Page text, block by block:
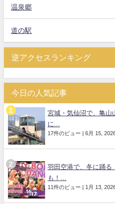
温泉郷
道の駅
逆アクセスランキング
今日の人気記事
宮城・気仙沼で、亀山
に...
17件のビュー 6月 15,
羽田空港で、冬に踊る
も！...
11件のビュー 1月 13,